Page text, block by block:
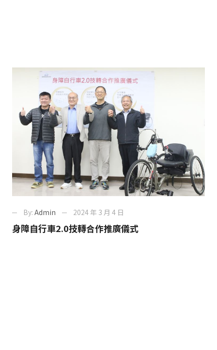
By: Admin 2024 年 3 月 4 日
身障自行車2.0技轉合作推廣儀式